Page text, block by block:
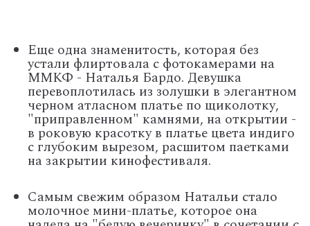
Еще одна знаменитость, которая без
устали флиртовала с фотокамерами на
ММКФ - Наталья Бардо. Девушка
перевоплотилась из золушки в элегантном
черном атласном платье по щиколотку,
"приправленном" камнями, на открытии -
в роковую красотку в платье цвета индиго
с глубоким вырезом, расшитом паетками
на закрытии кинофестиваля.
Самым свежим образом Натальи стало
молочное мини-платье, которое она